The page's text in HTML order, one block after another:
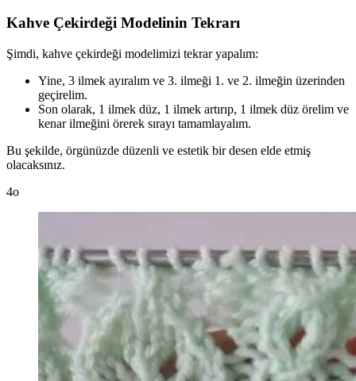
Kahve Çekirdeği Modelinin Tekrarı
Şimdi, kahve çekirdeği modelimizi tekrar yapalım:
Yine, 3 ilmek ayıralım ve 3. ilmeği 1. ve 2. ilmeğin üzerinden
geçirelim.
Son olarak, 1 ilmek düz, 1 ilmek artırıp, 1 ilmek düz örelim ve
kenar ilmeğini örerek sırayı tamamlayalım.
Bu şekilde, örgünüzde düzenli ve estetik bir desen elde etmiş
olacaksınız.
4o